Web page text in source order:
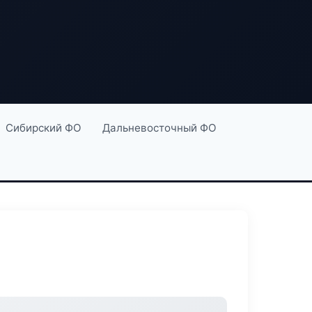
Сибирский ФО Дальневосточный ФО